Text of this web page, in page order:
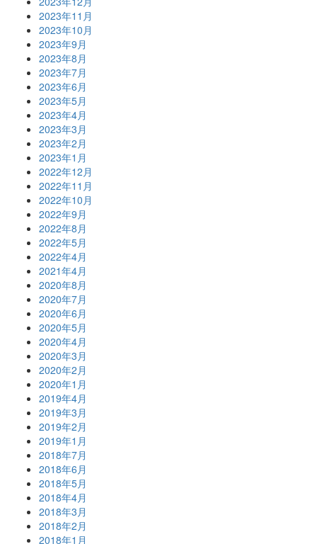
2023年11月
2023年10月
2023年9月
2023年8月
2023年7月
2023年6月
2023年5月
2023年4月
2023年3月
2023年2月
2023年1月
2022年12月
2022年11月
2022年10月
2022年9月
2022年8月
2022年5月
2022年4月
2021年4月
2020年8月
2020年7月
2020年6月
2020年5月
2020年4月
2020年3月
2020年2月
2020年1月
2019年4月
2019年3月
2019年2月
2019年1月
2018年7月
2018年6月
2018年5月
2018年4月
2018年3月
2018年2月
2018年1月